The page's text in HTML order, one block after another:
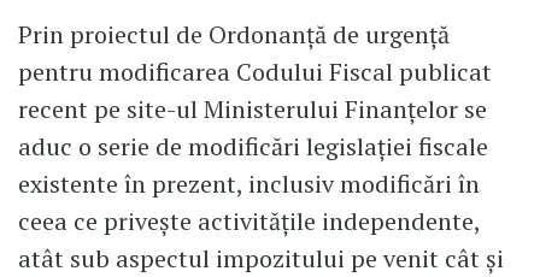
Prin proiectul de Ordonanţă de urgenţă
pentru modificarea Codului Fiscal publicat
recent pe site-ul Ministerului Finanțelor se
aduc o serie de modificări legislaţiei fiscale
existente în prezent, inclusiv modificări în
ceea ce priveşte activităţile independente,
atât sub aspectul impozitului pe venit cât şi